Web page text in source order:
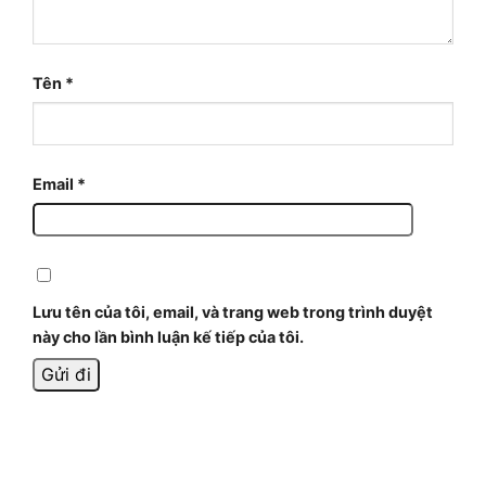
Tên *
Email *
Lưu tên của tôi, email, và trang web trong trình duyệt
này cho lần bình luận kế tiếp của tôi.